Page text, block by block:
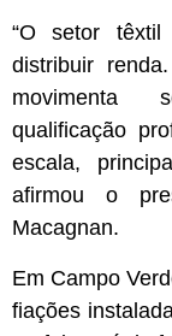
“O setor
distribuir
movimenta
qualificação
escala,
afirmou o
Macagnan.
Em Campo
fiações